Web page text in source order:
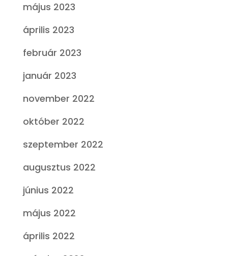
május 2023
április 2023
február 2023
január 2023
november 2022
október 2022
szeptember 2022
augusztus 2022
június 2022
május 2022
április 2022